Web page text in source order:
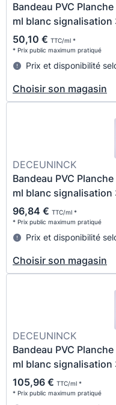
Bandeau PVC
ml blanc signalisation
50,10 € TTC/ml *
* Prix public maximum pratiqué
Prix et disponibilité
Choisir son magasin
DECEUNINCK
Bandeau PVC
ml blanc signalisation
96,84 € TTC/ml *
* Prix public maximum pratiqué
Prix et disponibilité
Choisir son magasin
DECEUNINCK
Bandeau PVC
ml blanc signalisation
105,96 € TTC/ml *
* Prix public maximum pratiqué